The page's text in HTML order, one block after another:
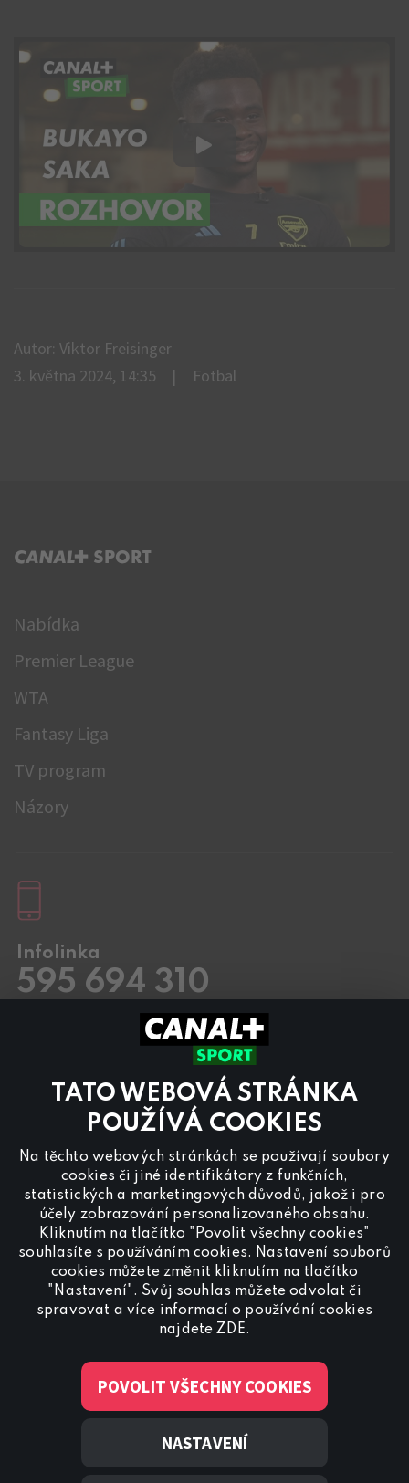
TATO WEBOVÁ STRÁNKA
POUŽÍVÁ COOKIES
Na těchto webových stránkách se používají soubory
cookies či jiné identifikátory z funkčních,
statistických a marketingových důvodů, jakož i pro
účely zobrazování personalizovaného obsahu.
Kliknutím na tlačítko "Povolit všechny cookies"
souhlasíte s používáním cookies. Nastavení souborů
cookies můžete změnit kliknutím na tlačítko
"Nastavení". Svůj souhlas můžete odvolat či
spravovat a více informací o používání cookies
najdeteZDE.
POVOLIT VŠECHNY COOKIES
NASTAVENÍ
Autor: Viktor Freisinger
3. května 2024, 14:35
Fotbal
C+ SPORT
Nabídka
Premier League
WTA
Fantasy Liga
TV program
Názory
Infolinka
595 694 310
8.00 – 20:00
8.00 – 18:00
inzerci na programu CANAL+ Sport
nás
kontaktujte na reklama@canalplus.cz
Naši redakci kontaktujete na
redakce@canalplus.cz
Spojte se s CANAL+ Sport